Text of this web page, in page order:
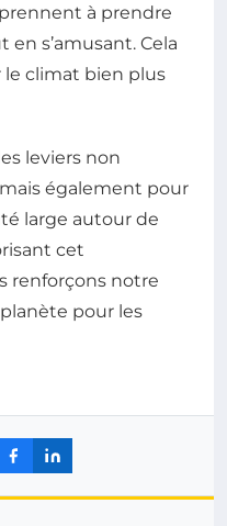
à prendre
s’amusant. Cela
le climat bien plus
leviers non
mais également pour
large autour de
cet
renforçons notre
pour les